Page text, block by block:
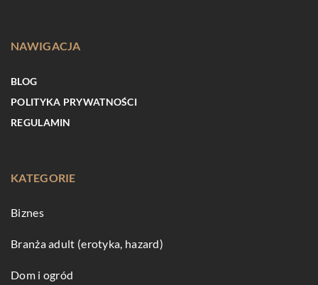
NAWIGACJA
BLOG
POLITYKA PRYWATNOŚCI
REGULAMIN
KATEGORIE
Biznes
Branża adult (erotyka, hazard)
Dom i ogród